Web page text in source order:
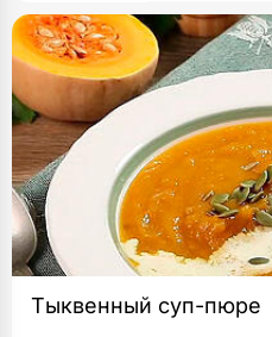
Тыквенный суп-пюре